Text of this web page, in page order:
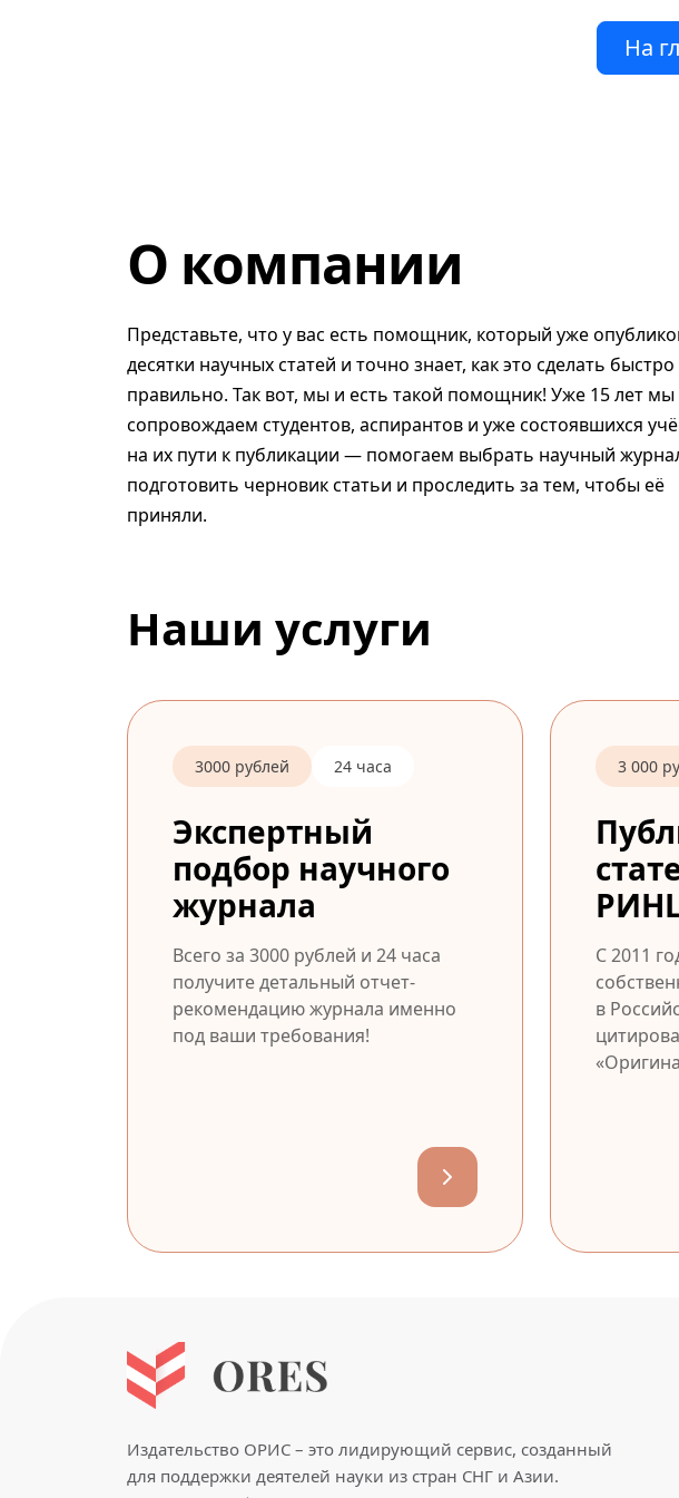
На
О компании
Представьте, что у вас есть помощник, который уже
десятки научных статей и точно знает, как это сделать быстро
правильно. Так вот, мы и есть такой помощник! Уже 15 лет мы
сопровождаем студентов, аспирантов и уже состоявшихся
на их пути к публикации — помогаем выбрать научный
подготовить черновик статьи и проследить за тем, чтобы её
приняли.
Наши услуги
3000 рублей 24 часа
Экспертный
подбор научного
журнала
Всего за 3000 рублей и 24 часа
получите детальный отчет-
рекомендацию журнала именно
под ваши требования!
3 000
С 2011
в
Издательство ОРИС – это лидирующий сервис, созданный
для поддержки деятелей науки из стран СНГ и Азии.